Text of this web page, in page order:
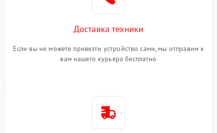
Доставка техники
Если вы не можете привезти устройство сами, мы отправим к
вам нашего курьера бесплатно